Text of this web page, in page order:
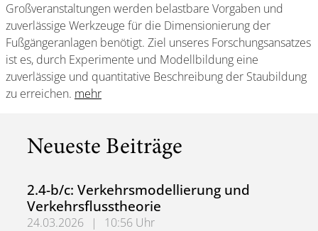
Großveranstaltungen werden belastbare Vorgaben und
zuverlässige Werkzeuge für die Dimensionierung der
Fußgängeranlagen benötigt. Ziel unseres Forschungsansatzes
ist es, durch Experimente und Modellbildung eine
zuverlässige und quantitative Beschreibung der Staubildung
zu erreichen. mehr
Neueste Beiträge
2.4-b/c: Verkehrsmodellierung und
Verkehrsflusstheorie
24.03.2026 |
10:56 Uhr